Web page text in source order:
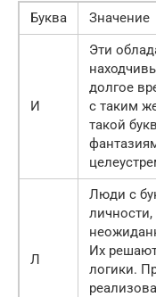
Буква Значение
И
Эти
долгое
с таким
такой
Л
Люди с
Их
логики.